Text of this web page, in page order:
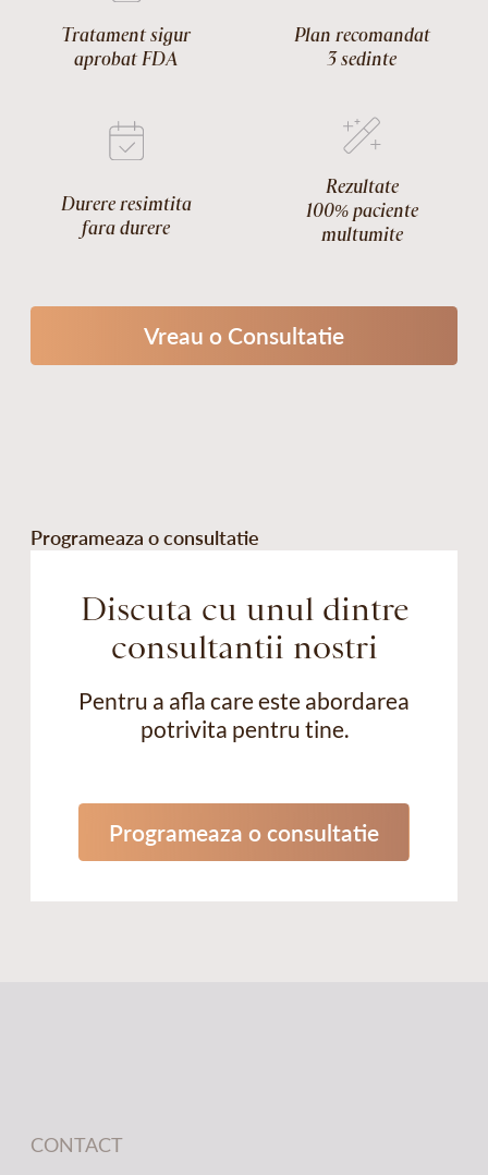
Tratament sigur
aprobat FDA
Plan recomandat
3 sedinte
Durere resimtita
fara durere
Rezultate
100% paciente
multumite
Vreau o Consultatie
Programeaza o consultatie
Discuta cu unul dintre
consultantii nostri
Pentru a afla care este abordarea
potrivita pentru tine.
Programeaza o consultatie
CONTACT